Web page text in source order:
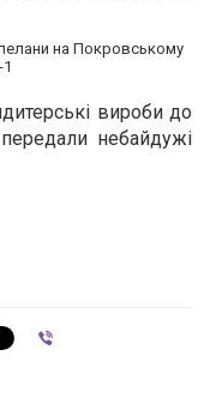
вироби до
небайдужі